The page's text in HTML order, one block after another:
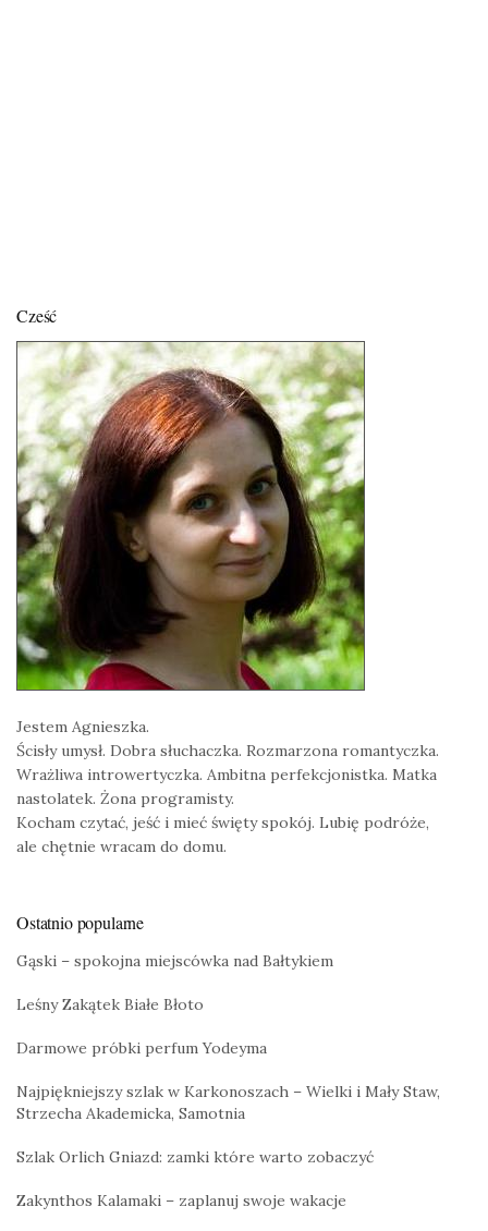
Cześć
Jestem Agnieszka.
Ścisły umysł. Dobra słuchaczka. Rozmarzona romantyczka.
Wrażliwa introwertyczka. Ambitna perfekcjonistka. Matka
nastolatek. Żona programisty.
Kocham czytać, jeść i mieć święty spokój. Lubię podróże,
ale chętnie wracam do domu.
Ostatnio popularne
Gąski – spokojna miejscówka nad Bałtykiem
Leśny Zakątek Białe Błoto
Darmowe próbki perfum Yodeyma
Najpiękniejszy szlak w Karkonoszach – Wielki i Mały Staw,
Strzecha Akademicka, Samotnia
Szlak Orlich Gniazd: zamki które warto zobaczyć
Zakynthos Kalamaki – zaplanuj swoje wakacje